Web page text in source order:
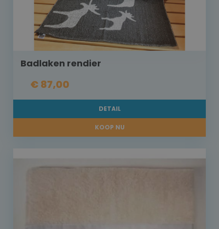
Badlaken rendier
€ 87,00
DETAIL
KOOP NU